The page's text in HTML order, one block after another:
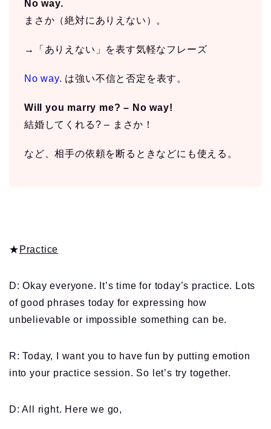
No way.
まさか（絶対にありえない）。
→「ありえない」を表す気軽なフレーズ
No way. は強い不信と否定を表す。
Will you marry me? – No way!
結婚してくれる? – まさか！
など、相手の依頼を断るときなどにも使える。
★ Practice
D: Okay everyone. It’s time for today’s practice. Lots
of good phrases today for expressing how
unbelievable or impossible something can be.
R: Today, I want you to have fun by putting emotion
into your practice session. So let’s try together.
D: All right. Here we go,